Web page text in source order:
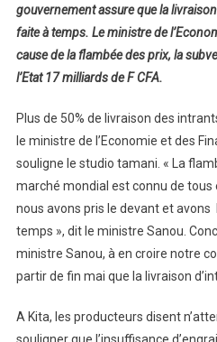
gouvernement assure que la
faite à temps. Le ministre de
cause de la flambée des prix, la
l’Etat 17 milliards de F CFA.
Plus de 50% de livraison des
le ministre de l’Economie et des
souligne le studio tamani. « La
marché mondial est connu de tous
nous avons pris le devant et avons
temps », dit le ministre Sanou.
ministre Sanou, à en croire notre
partir de fin mai que la livraison
A Kita, les producteurs disent
souligner que l’insuffisance